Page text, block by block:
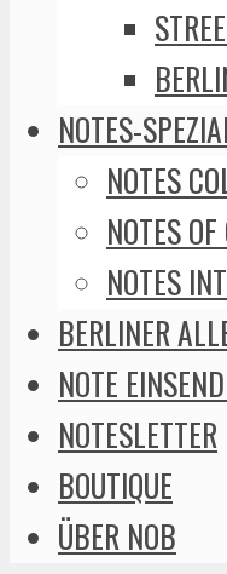
NOTES-SPEZIAL
NOTES
NOTES
NOTES
BERLINER
NOTE
NOTESLETTER
BOUTIQUE
ÜBER NOB